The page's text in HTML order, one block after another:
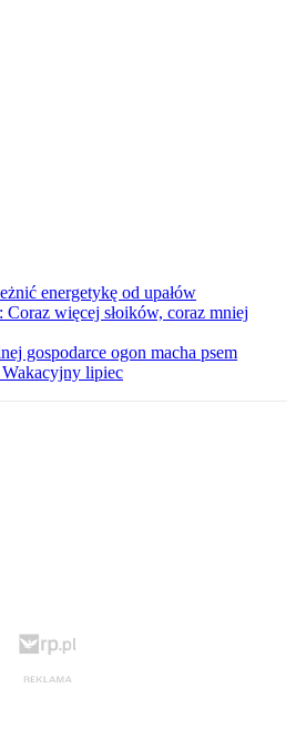
energetykę od upałów
więcej słoików, coraz mniej
gospodarce ogon macha psem
lipiec